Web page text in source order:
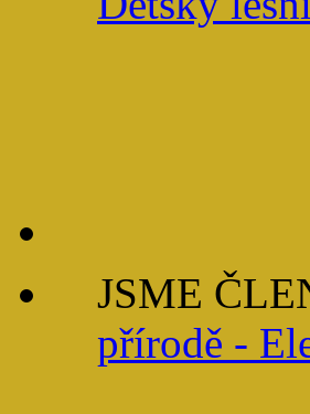
JSME
přírodě -